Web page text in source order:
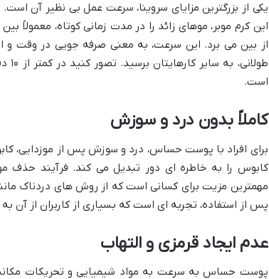
یکی از بزرگترین مزایای سروینا، سرعت عمل بی نظیر آن
از بین می برد. این سرعت، به معنی صرفه جویی در وقت
است.
کاملاً بدون درد و سوزش
برای افراد با پوست حساس، درد و سوزش پس از موزدایی،
کابوس را به خاطره ای دور تبدیل می کند. فرآیند حذف
مهمترین مزیت برای کسانی است که از روش های دردناک
پس از استفاده، تجربه ای است که بسیاری از کاربران از آن
عدم ایجاد قرمزی و التهاب
پوست حساس به سرعت به مواد شیمیایی و تحریکات